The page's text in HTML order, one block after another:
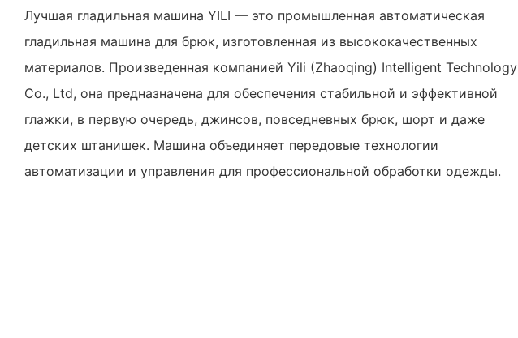
Лучшая гладильная машина YILI — это промышленная автоматическая
гладильная машина для брюк, изготовленная из высококачественных
материалов. Произведенная компанией Yili (Zhaoqing) Intelligent Technology
Co., Ltd, она предназначена для обеспечения стабильной и эффективной
глажки, в первую очередь, джинсов, повседневных брюк, шорт и даже
детских штанишек. Машина объединяет передовые технологии
автоматизации и управления для профессиональной обработки одежды.